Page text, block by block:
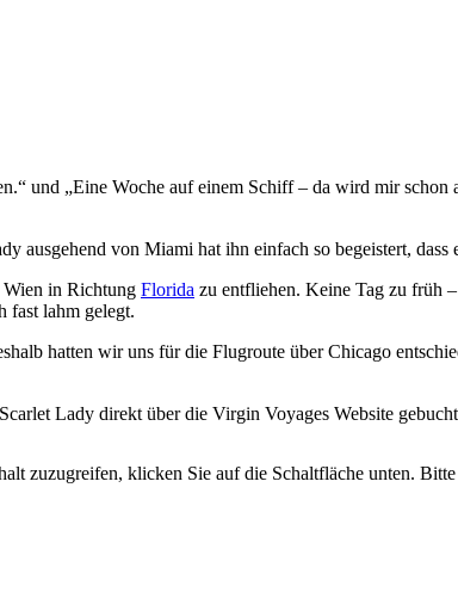
und „Eine Woche auf einem Schiff – da wird mir
ausgehend von Miami hat ihn einfach so begeistert,
Wien in Richtung Florida zu entfliehen. Keine Tag zu früh
fast lahm gelegt.
hatten wir uns für die Flugroute über Chicago
Lady direkt über die Virgin Voyages Website
zuzugreifen, klicken Sie auf die Schaltfläche unten.